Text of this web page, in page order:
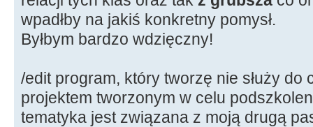
wpadłby na jakiś konkretny pomysł.
Byłbym bardzo wdzięczny!
/edit program, który tworzę nie służy do
projektem tworzonym w celu
tematyka jest związana z moją drugą